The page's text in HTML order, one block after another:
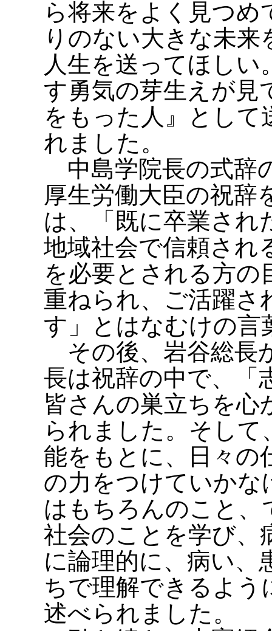
ら将来をよく見つ
りのない大きな未
人生を送ってほし
す勇気の芽生えが見
をもった人』として
れました。
中島学院長の式辞
厚生労働大臣の祝辞
は、「既に卒業され
地域社会で信頼され
を必要とされる方の
重ねられ、ご活躍さ
す」とはなむけの言
その後、岩谷総長
長は祝辞の中で、「
皆さんの巣立ちを心
られました。そし
能をもとに、日々の
の力をつけていかな
はもちろんのこと、
社会のことを学び、
に論理的に、病い、
ちで理解できるよう
述べられました。